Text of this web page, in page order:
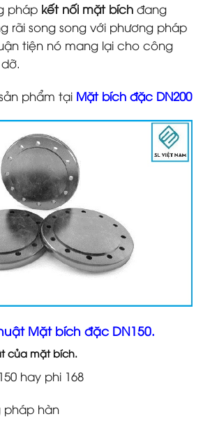
pháp kết nối mặt bích đang
rãi song song với phương pháp
tiện nó mang lại cho công
phẩm tại Mặt bích đặc DN200
Mặt bích đặc DN150.
của mặt bích.
hay phi 168
pháp hàn